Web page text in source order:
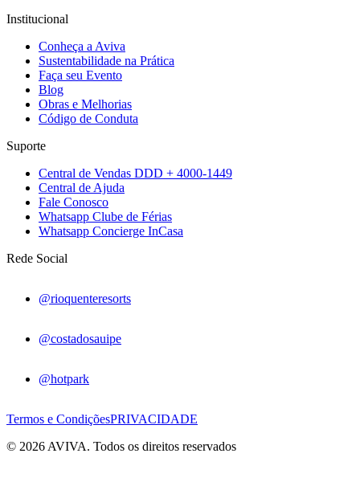
Institucional
Conheça a Aviva
Sustentabilidade na Prática
Faça seu Evento
Blog
Obras e Melhorias
Código de Conduta
Suporte
Central de Vendas DDD + 4000-1449
Central de Ajuda
Fale Conosco
Whatsapp Clube de Férias
Whatsapp Concierge InCasa
Rede Social
@rioquenteresorts
@costadosauipe
@hotpark
Termos e CondiçõesPRIVACIDADE
© 2026 AVIVA. Todos os direitos reservados